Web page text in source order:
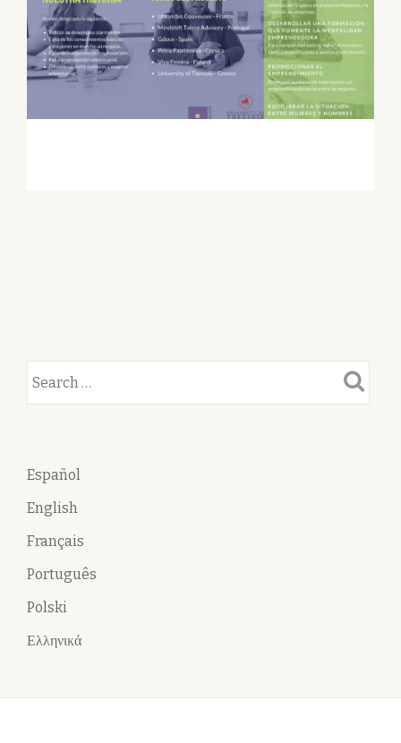
Español
English
Français
Português
Polski
Ελληνικά